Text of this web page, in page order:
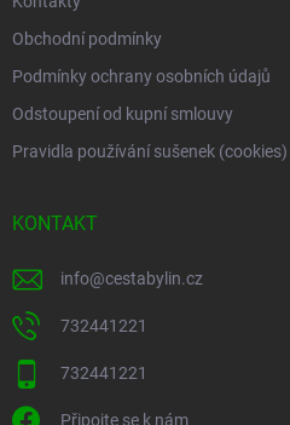
Obchodní podmínky
Podmínky ochrany osobních údajů
Odstoupení od kupní smlouvy
Pravidla používání sušenek (cookies)
KONTAKT
info@cestabylin.cz
732441221
732441221
Připojte se k nám